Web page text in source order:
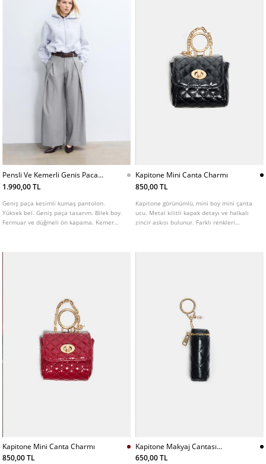
Pensli Ve Kemerli Genis Paca
Pantolon
1.990,00 TL
Geniş paça kesimli kumaş pantolon.
Yüksek bel. Geniş paça tasarım. Bilek boy.
Fermuar ve düğmeli ön kapama. Kemer
Kapitone Mini Canta Charmı
850,00 TL
Kapitone görünümlü, mini boy mini çanta
ucu. Metal kilitli kapak detayı ve halkalı
zincir askısı bulunur. Farklı renkleri
Kapitone Mini Canta Charmı
850,00 TL
Kapitone Makyaj Cantası
Charm
650,00 TL